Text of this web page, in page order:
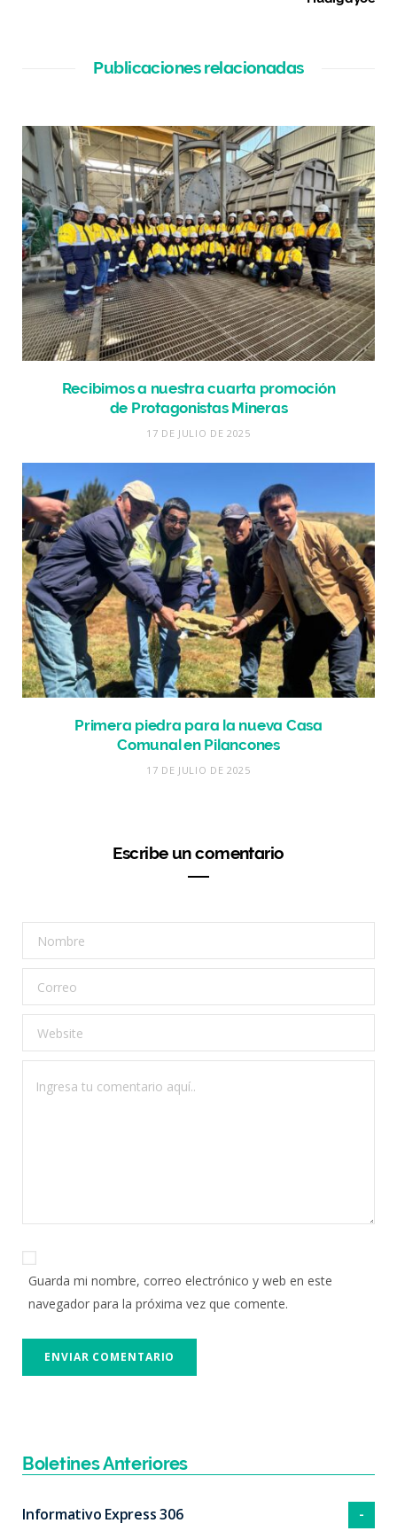
Publicaciones relacionadas
Recibimos a nuestra cuarta promoción
de Protagonistas Mineras
17 DE JULIO DE 2025
Primera piedra para la nueva Casa
Comunal en Pilancones
17 DE JULIO DE 2025
Escribe un comentario
Guarda mi nombre, correo electrónico y web en este
navegador para la próxima vez que comente.
Boletines Anteriores
Informativo Express 306